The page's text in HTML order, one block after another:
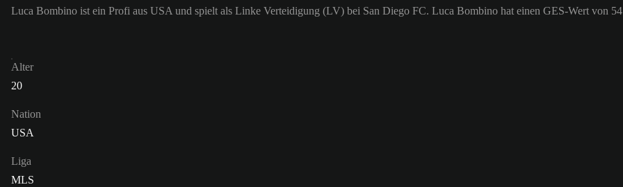
Luca Bombino ist ein Profi aus USA und spielt als Linke Verteidigung (LV) bei San Diego FC. Luca Bombino hat einen GES-Wert von
Alter
20
Nation
USA
Liga
MLS